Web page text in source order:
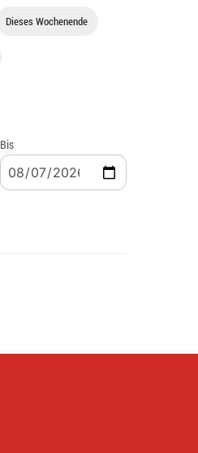
Dieses Wochenende
Bis